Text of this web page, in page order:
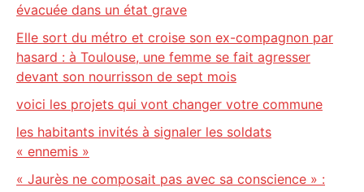
évacuée dans un état grave
Elle sort du métro et croise son ex-compagnon par
hasard : à Toulouse, une femme se fait agresser
devant son nourrisson de sept mois
voici les projets qui vont changer votre commune
les habitants invités à signaler les soldats
« ennemis »
« Jaurès ne composait pas avec sa conscience » :